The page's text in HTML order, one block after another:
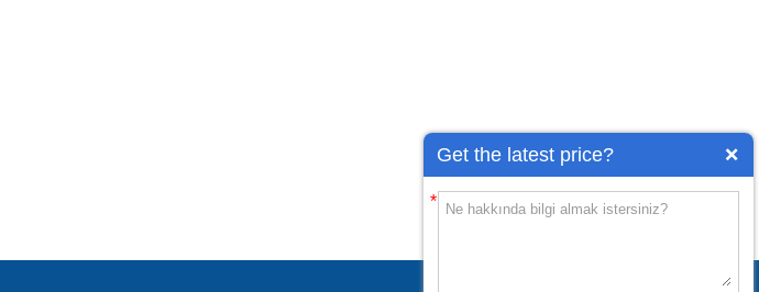
Get the latest price?
*